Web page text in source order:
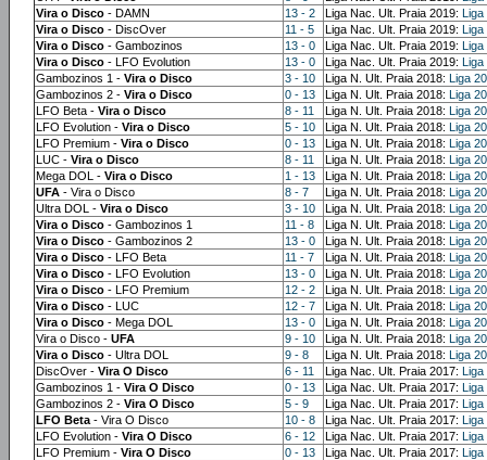
Vira o Disco - DAMN 13 - 2 Liga Nac. Ult. Praia 2019: Liga
Vira o Disco - DiscOver 11 - 5 Liga Nac. Ult. Praia 2019: Liga
Vira o Disco - Gambozinos 13 - 0 Liga Nac. Ult. Praia 2019: Liga
Vira o Disco - LFO Evolution 13 - 0 Liga Nac. Ult. Praia 2019: Liga
Gambozinos 1 - Vira o Disco 3 - 10 Liga N. Ult. Praia 2018: Liga
Gambozinos 2 - Vira o Disco 0 - 13 Liga N. Ult. Praia 2018: Liga
LFO Beta - Vira o Disco 8 - 11 Liga N. Ult. Praia 2018: Liga
LFO Evolution - Vira o Disco 5 - 10 Liga N. Ult. Praia 2018: Liga
LFO Premium - Vira o Disco 0 - 13 Liga N. Ult. Praia 2018: Liga
LUC - Vira o Disco 8 - 11 Liga N. Ult. Praia 2018: Liga
Mega DOL - Vira o Disco 1 - 13 Liga N. Ult. Praia 2018: Liga
UFA - Vira o Disco 8 - 7 Liga N. Ult. Praia 2018: Liga
Ultra DOL - Vira o Disco 3 - 10 Liga N. Ult. Praia 2018: Liga
Vira o Disco - Gambozinos 1 11 - 8 Liga N. Ult. Praia 2018: Liga
Vira o Disco - Gambozinos 2 13 - 0 Liga N. Ult. Praia 2018: Liga
Vira o Disco - LFO Beta 11 - 7 Liga N. Ult. Praia 2018: Liga
Vira o Disco - LFO Evolution 13 - 0 Liga N. Ult. Praia 2018: Liga
Vira o Disco - LFO Premium 12 - 2 Liga N. Ult. Praia 2018: Liga
Vira o Disco - LUC 12 - 7 Liga N. Ult. Praia 2018: Liga
Vira o Disco - Mega DOL 13 - 0 Liga N. Ult. Praia 2018: Liga
Vira o Disco - UFA 9 - 10 Liga N. Ult. Praia 2018: Liga
Vira o Disco - Ultra DOL 9 - 8 Liga N. Ult. Praia 2018: Liga
DiscOver - Vira O Disco 6 - 11 Liga Nac. Ult. Praia 2017: Liga
Gambozinos 1 - Vira O Disco 0 - 13 Liga Nac. Ult. Praia 2017: Liga
Gambozinos 2 - Vira O Disco 5 - 9 Liga Nac. Ult. Praia 2017: Liga
LFO Beta - Vira O Disco 10 - 8 Liga Nac. Ult. Praia 2017: Liga
LFO Evolution - Vira O Disco 6 - 12 Liga Nac. Ult. Praia 2017: Liga
LFO Premium - Vira O Disco 0 - 13 Liga Nac. Ult. Praia 2017: Liga